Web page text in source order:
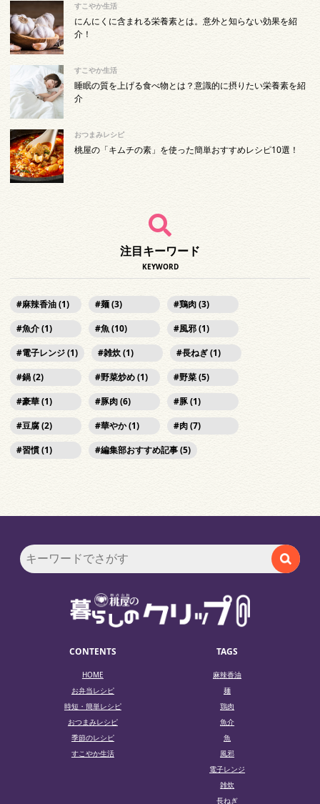
すこやか生活
にんにくに含まれる栄養素とは。意外と知らない効果を紹
介！
すこやか生活
睡眠の質を上げる食べ物とは？意識的に摂りたい栄養素を紹
介
おつまみレシピ
桃屋の「キムチの素」を使った簡単おすすめレシピ10選！
注目キーワード
KEYWORD
麻辣香油 (1) 麺 (3)
鶏肉 (3)
魚介 (1)
魚 (10)
風邪 (1)
電子レンジ (1)
雑炊 (1)
長ねぎ (1)
鍋 (2)
野菜炒め (1)
野菜 (5)
豪華 (1)
豚肉 (6)
豚 (1)
豆腐 (2)
華やか (1)
肉 (7)
習慣 (1)
編集部おすすめ記事 (5)
CONTENTS
HOME
お弁当レシピ
時短・簡単レシピ
おつまみレシピ
季節のレシピ
すこやか生活
TAGS
麻辣香油
麺
鶏肉
魚介
魚
風邪
電子レンジ
雑炊
長ねぎ